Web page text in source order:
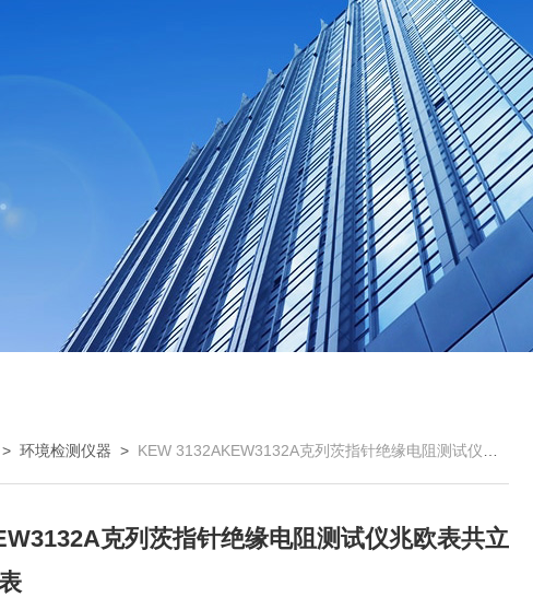
>环境检测仪器 > KEW 3132AKEW3132A克列茨指针绝缘电阻测试仪兆欧表共立摇表
克列茨指针绝缘电阻测试仪兆欧表共立